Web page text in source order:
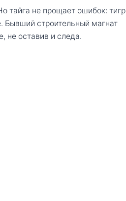
тайга не прощает ошибок: тигр
Бывший строительный магнат
не оставив и следа.